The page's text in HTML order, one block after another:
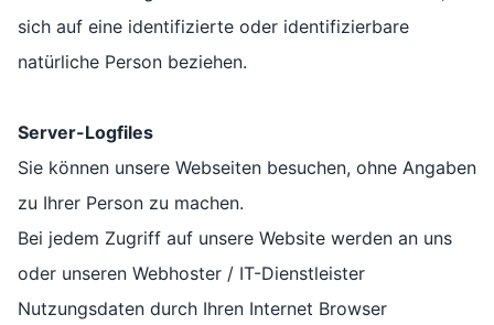
sich auf eine identifizierte oder identifizierbare
natürliche Person beziehen.
Server-Logfiles
Sie können unsere Webseiten besuchen, ohne Angaben
zu Ihrer Person zu machen.
Bei jedem Zugriff auf unsere Website werden an uns
oder unseren Webhoster / IT-Dienstleister
Nutzungsdaten durch Ihren Internet Browser